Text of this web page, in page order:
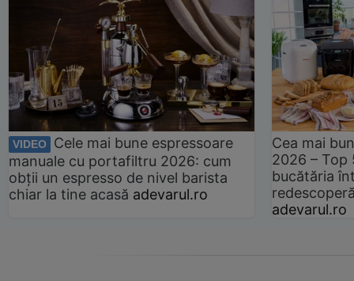
VIDEO
Cele mai bune espressoare
manuale cu portafiltru 2026: cum
obții un espresso de nivel barista
chiar la tine acasă adevarul.ro
Cea mai
2026 –
bucătăria
adevarul.ro